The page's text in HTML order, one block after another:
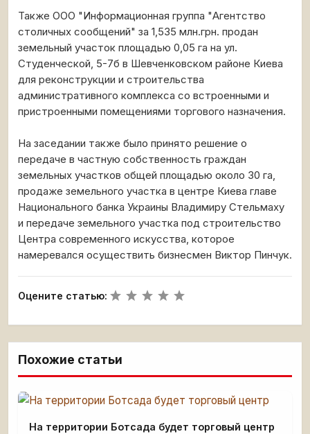
Также ООО "Информационная группа "Агентство
столичных сообщений" за 1,535 млн.грн. продан
земельный участок площадью 0,05 га на ул.
Студенческой, 5-7б в Шевченковском районе Киева
для реконструкции и строительства
административного комплекса со встроенными и
пристроенными помещениями торгового назначения.
На заседании также было принято решение о
передаче в частную собственность граждан
земельных участков общей площадью около 30 га,
продаже земельного участка в центре Киева главе
Национального банка Украины Владимиру Стельмаху
и передаче земельного участка под строительство
Центра современного искусства, которое
намеревался осуществить бизнесмен Виктор Пинчук.
Оцените статью:
Похожие статьи
На территории Ботсада будет торговый центр